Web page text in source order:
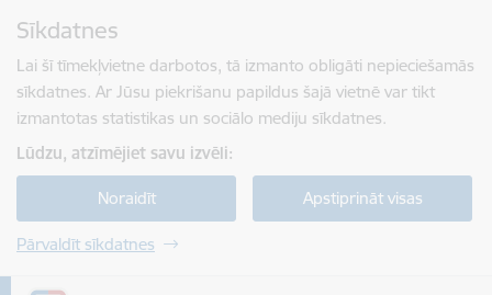
Sīkdatnes
Lai šī tīmekļvietne darbotos, tā izmanto obligāti nepieciešamās
sīkdatnes. Ar Jūsu piekrišanu papildus šajā vietnē var tikt
izmantotas statistikas un sociālo mediju sīkdatnes.
Lūdzu, atzīmējiet savu izvēli:
Noraidīt Apstiprināt visas
Pārvaldīt sīkdatnes